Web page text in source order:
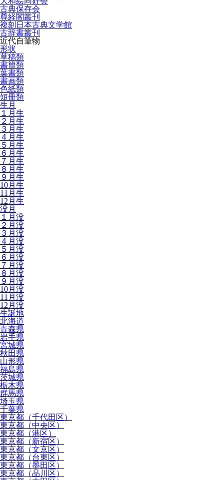
古典保存会
尊経閣叢刊
複刻日本古典文学館
古辞書叢刊
近代自筆物
形状
草稿類
書簡類
葉書類
書画類
色紙類
短冊類
生月
１月生
２月生
３月生
４月生
５月生
６月生
７月生
８月生
９月生
10月生
11月生
12月生
没月
１月没
２月没
３月没
４月没
５月没
６月没
７月没
８月没
９月没
10月没
11月没
12月没
生誕地
北海道
青森県
岩手県
宮城県
秋田県
山形県
福島県
茨城県
栃木県
群馬県
埼玉県
千葉県
東京都（千代田区）
東京都（中央区）
東京都（港区）
東京都（新宿区）
東京都（文京区）
東京都（台東区）
東京都（墨田区）
東京都（品川区）